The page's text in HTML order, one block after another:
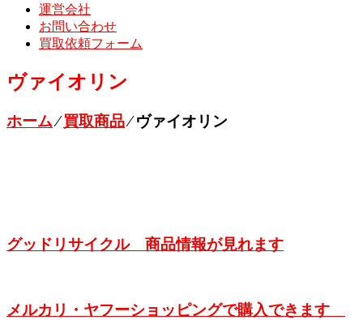
運営会社
お問い合わせ
買取依頼フォーム
ヴァイオリン
ホーム⁄買取商品⁄ヴァイオリン
グッドリサイクル 商品情報が見れます
メルカリ・ヤフーショッピングで購入できます